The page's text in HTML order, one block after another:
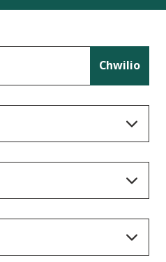
Chwilio